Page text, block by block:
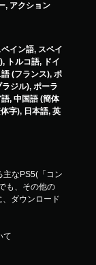
, アクション
イン語, スペイ
トルコ語, ドイ
(フランス), ポ
ジル), ポーラ
, 中国語 (簡体
字), 日本語, 英
主なPS5(「コン
も、その他の
ダウンロード
て